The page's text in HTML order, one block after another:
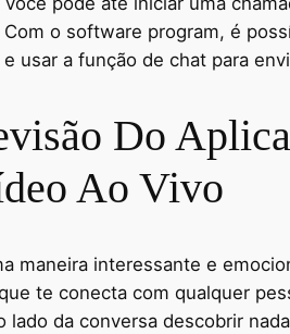
Com o software program, é
e usar a função de chat para
Do
Ao Vivo
maneira interessante e
te conecta com qualquer
lado da conversa descobrir